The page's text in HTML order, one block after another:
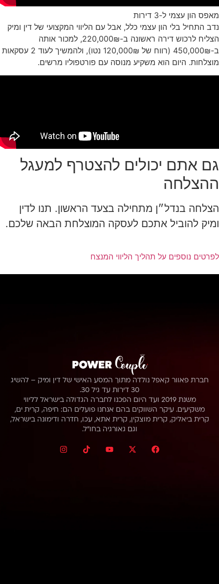
מאפס הון עצמי ל-3 דירות
נדב התחיל בלי הון עצמי כלל, אבל עם הליווי המקצועי של דין ומיק
הצליח לרכוש דירה ראשונה ב-220,000₪, למכור אותה
ב-450,000₪ (רווח של 120,000₪ נטו), ולהמשיך לעוד 2 עסקאות
מוצלחות. היום הוא משקיע מנוסה עם פורטפוליו מרשים.
גם אתם יכולים להצטרף למעגל
ההצלחה
הצלחה בנדל״ן מתחילה בצעד הראשון. תנו לדין
ומיק להוביל אתכם לעסקה המוצלחת הבאה שלכם.
לפרטים נוספים על תהליך הליווי המנצח
חברת פאוור קאפל נולדה מתוך המסע האישי של דין ומיק – להשיג
30 דירות עד גיל 30.
משנת 2019 ועד היום הפכנו לחברה הגדולה בישראל לליווי
משקיעים. עיקר השווקים בהם אנחנו פועלים הם: חיפה, קרית ים,
קרית ביאליק, קרית מוצקין, קרית אתא, עכו, חדרה ודימונה בישראל,
וגם גאורגיה בחו״ל.